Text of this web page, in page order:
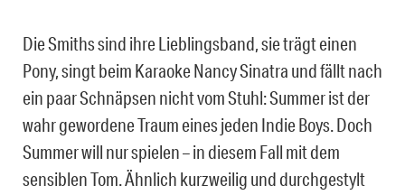
Die Smiths sind ihre Lieblingsband, sie trägt einen
Pony, singt beim Karaoke Nancy Sinatra und fällt nach
ein paar Schnäpsen nicht vom Stuhl: Summer ist der
wahr gewordene Traum eines jeden Indie Boys. Doch
Summer will nur spielen – in diesem Fall mit dem
sensiblen Tom. Ähnlich kurzweilig und durchgestylt